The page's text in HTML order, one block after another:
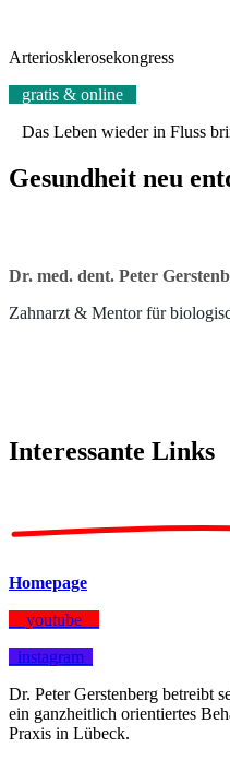
Arteriosklerosekongress
gratis & online
Das Leben wieder in Fluss
Gesundheit neu
Dr. med. dent. Peter
Zahnarzt & Mentor für
Interessante Links
Homepage
youtube
instagram
Dr. Peter Gerstenberg betreibt
ein ganzheitlich orientiertes
Praxis in Lübeck.